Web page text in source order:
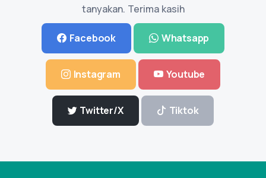
tanyakan. Terima kasih
Facebook Whatsapp
Instagram Youtube
Twitter/X Tiktok